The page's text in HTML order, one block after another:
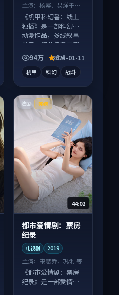
主演：杨幂、易烊千玺
等
《机甲科幻番：线上
独播》是一部科幻向
动漫作品，多线叙事
并行，细节值得二刷
回味。
94万 8.4
2025-01-11
机甲 科幻 战斗
法国 完结
44:02
都市爱情剧：票房
纪录
电视剧 2019
主演： 宋慧乔、巩俐 等
《都市爱情剧：票房
纪录》是一部爱情向